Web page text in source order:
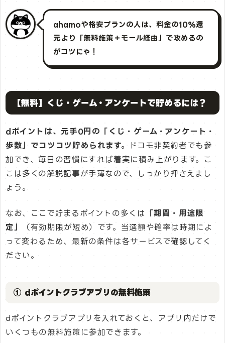
ahamoや格安プランの人は、料金の10%還
元より「無料施策＋モール経由」で攻めるの
がコツにゃ！
【無料】くじ・ゲーム・アンケートで貯めるには？
dポイントは、元手0円の「くじ・ゲーム・アンケート・
歩数」でコツコツ貯められます。
ドコモ非契約者でも参
加でき、毎日の習慣にすれば着実に積み上がります。こ
こは多くの解説記事が手薄なので、しっかり押さえまし
ょう。
なお、ここで貯まるポイントの多くは
「期間・用途限
定」
（有効期限が短め）です。当選額や確率は時期によ
って変わるため、最新の条件は各サービスで確認してく
ださい。
① dポイントクラブアプリの無料施策
dポイントクラブアプリを入れておくと、アプリ内だけで
いくつもの無料施策に参加できます。